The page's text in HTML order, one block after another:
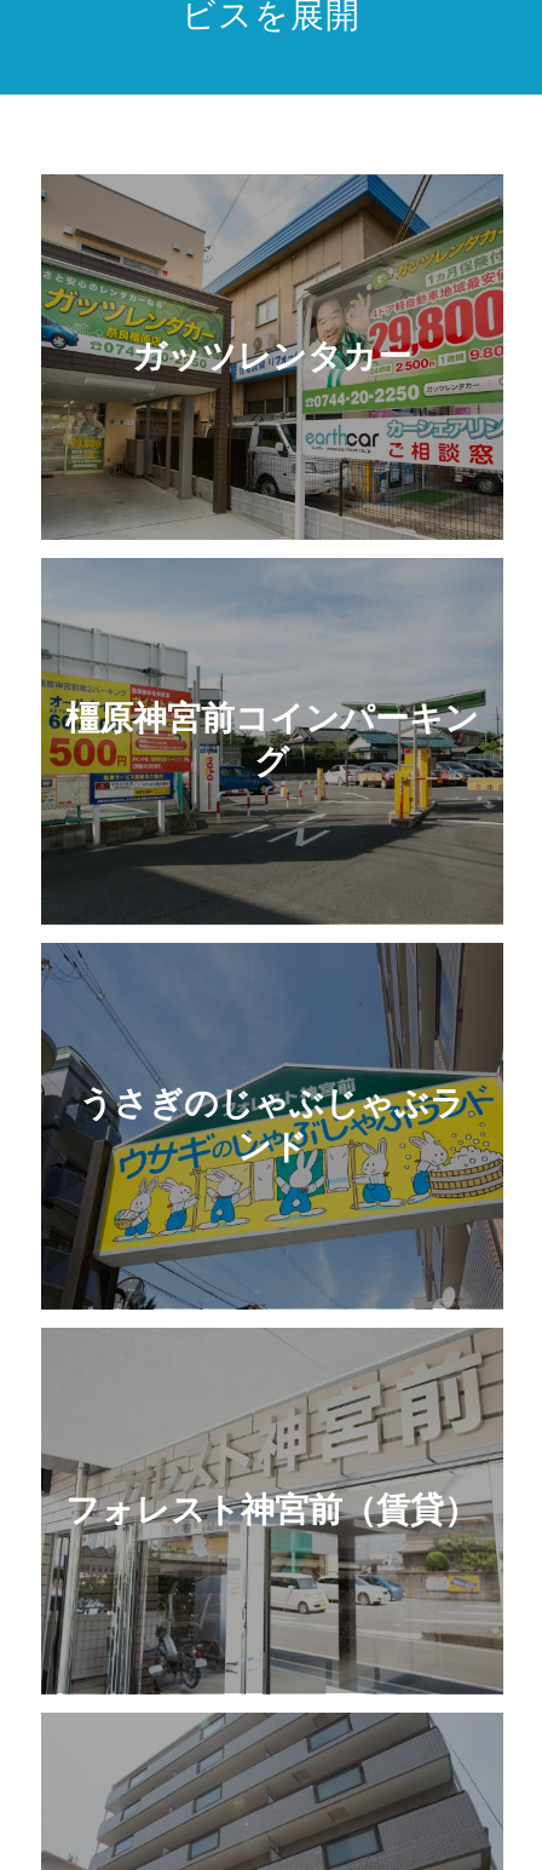
ビスを展開
ガッツレンタカー
橿原神宮前コインパーキン
グ
うさぎのじゃぶじゃぶラ
ンド
フォレスト神宮前（賃貸）